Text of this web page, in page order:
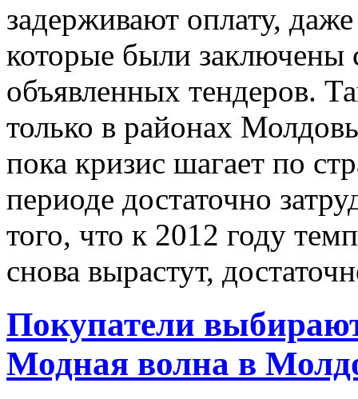
задерживают оплату,
которые были заключены
объявленных тендеров.
только в районах
пока кризис шагает по
периоде достаточно
того, что к 2012 году
снова вырастут,
Покупатели
Модная волна в